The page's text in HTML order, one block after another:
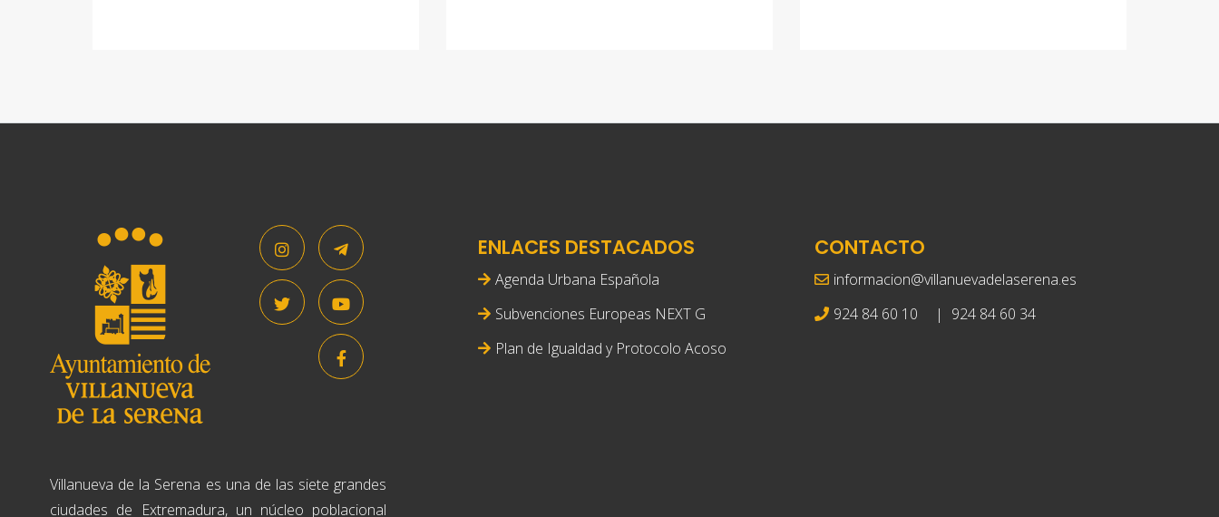
Villanueva de la Serena es una de las siete grandes
ciudades de Extremadura, un núcleo poblacional
ENLACES DESTACADOS
Agenda Urbana Española
Subvenciones Europeas NEXT G
Plan de Igualdad y Protocolo Acoso
CONTACTO
informacion@villanuevadelaserena.es
924 84 60 10
| 924 84 60 34